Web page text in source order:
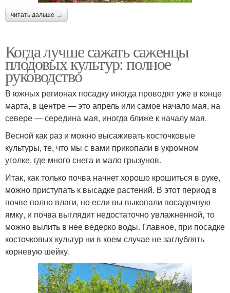
читать дальше →
Когда лучше сажать саженцы
плодовых культур: полное
руководство
В южных регионах посадку иногда проводят уже в конце
марта, в центре — это апрель или самое начало мая, на
севере — середина мая, иногда ближе к началу мая.
Весной как раз и можно высаживать косточковые
культуры, те, что мы с вами прикопали в укромном
уголке, где много снега и мало грызунов.
Итак, как только почва начнет хорошо крошиться в руке,
можно приступать к высадке растений. В этот период в
почве полно влаги, но если вы выкопали посадочную
ямку, и почва выглядит недостаточно увлажненной, то
можно вылить в нее ведерко воды. Главное, при посадке
косточковых культур ни в коем случае не заглублять
корневую шейку.